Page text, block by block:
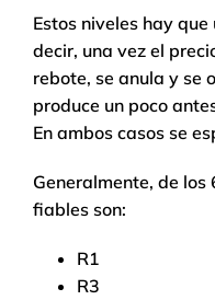
Estos niveles hay
decir, una vez el
rebote, se anula y se
produce un poco
En ambos casos se
Generalmente, de los
fiables son:
R1
R3